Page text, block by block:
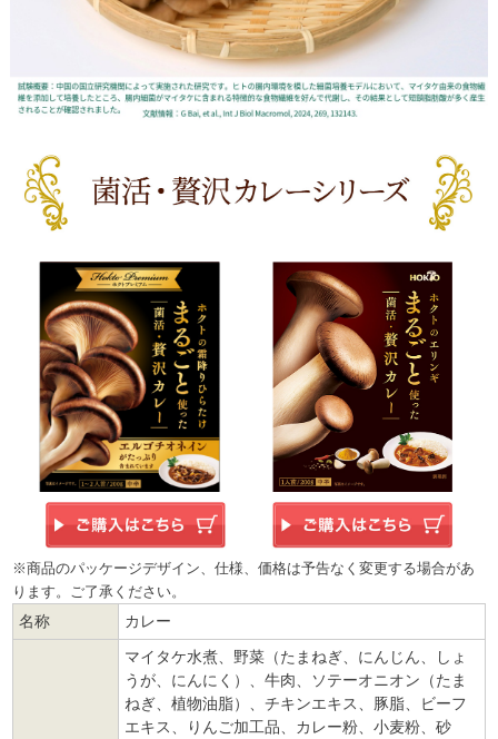
※商品のパッケージデザイン、仕様、価格は予告なく変更する場合があ
ります。ご了承ください。
名称 カレー
マイタケ水煮、野菜（たまねぎ、にんじん、しょ
うが、にんにく）、牛肉、ソテーオニオン（たま
ねぎ、植物油脂）、チキンエキス、豚脂、ビーフ
エキス、りんご加工品、カレー粉、小麦粉、砂